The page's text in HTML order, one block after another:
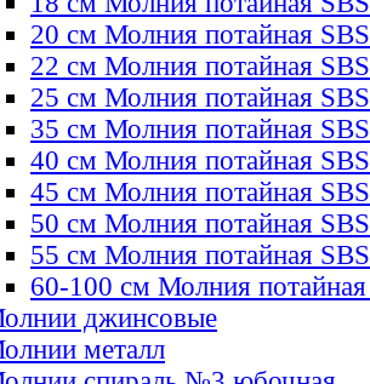
20 см Молния потайная SBS
22 см Молния потайная SBS
25 см Молния потайная SBS
35 см Молния потайная SBS
40 см Молния потайная SBS
45 см Молния потайная SBS
50 см Молния потайная SBS
55 см Молния потайная SBS
60-100 см Молния
джинсовые
металл